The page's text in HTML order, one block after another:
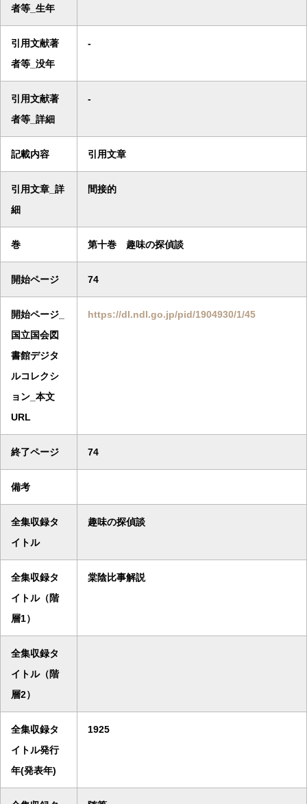
者等_生年
引用文献著
者等_没年
-
引用文献著
者等_詳細
-
記載内容 引用文章
引用文章_詳
細
間接的
巻 第十巻 趣味の探偵談
開始ページ 74
開始ページ_
国立国会図
書館デジタ
ルコレクシ
ョン_本文
URL
https://dl.ndl.go.jp/pid/1904930/1/45
終了ページ 74
備考
全集収録タ
イトル
趣味の探偵談
全集収録タ
イトル（階
層1）
棠陰比事解説
全集収録タ
イトル（階
層2）
全集収録タ
イトル発行
年(発表年)
1925